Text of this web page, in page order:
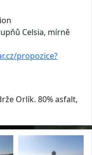
Celsia, mírně
propozice?
Orlík. 80% asfalt,